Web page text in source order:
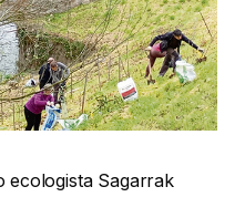
ecologista Sagarrak